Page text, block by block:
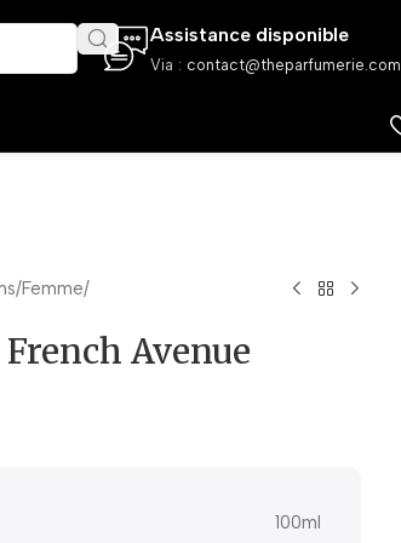
Assistance disponible
Via : contact@theparfumerie.com
Femme
Avenue
100ml